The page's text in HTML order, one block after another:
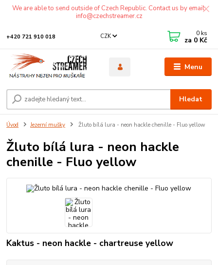
We are able to send outside of Czech Republic. Contact us by email:
info@czechstreamer.cz
Menu
CZK
Hledat
+420 721 910 018 0 ks
za 0 Kč
Úvod Jezerní mušky Žluto bílá lura - neon hackle chenille - Fluo yellow
Žluto bílá lura - neon hackle
chenille - Fluo yellow
Kaktus - neon hackle - chartreuse yellow